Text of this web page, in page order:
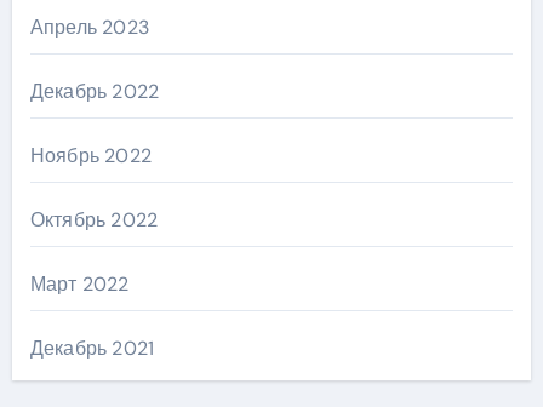
Апрель 2023
Декабрь 2022
Ноябрь 2022
Октябрь 2022
Март 2022
Декабрь 2021